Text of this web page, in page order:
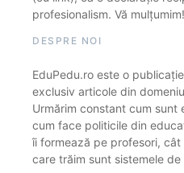
profesionalism. Vă mulțumim!
DESPRE NOI
EduPedu.ro este o
exclusiv articole din
Urmărim constant cum sunt
cum face politicile din
îi formează pe profesori,
care trăim sunt sistemele